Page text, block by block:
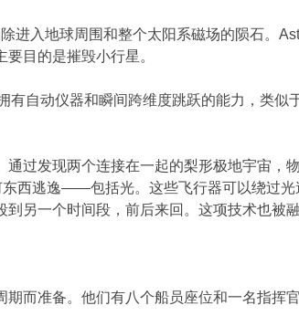
进入地球周围和整个太阳系磁场的陨石。
目的是摧毁小行星。
自动仪器和瞬间跨维度跳跃的能力，类似
过发现两个连接在一起的梨形极地宇宙，
西逃逸——包括光。这些飞行器可以绕过
另一个时间段，前后来回。这项技术也被
而准备。他们有八个船员座位和一名指挥